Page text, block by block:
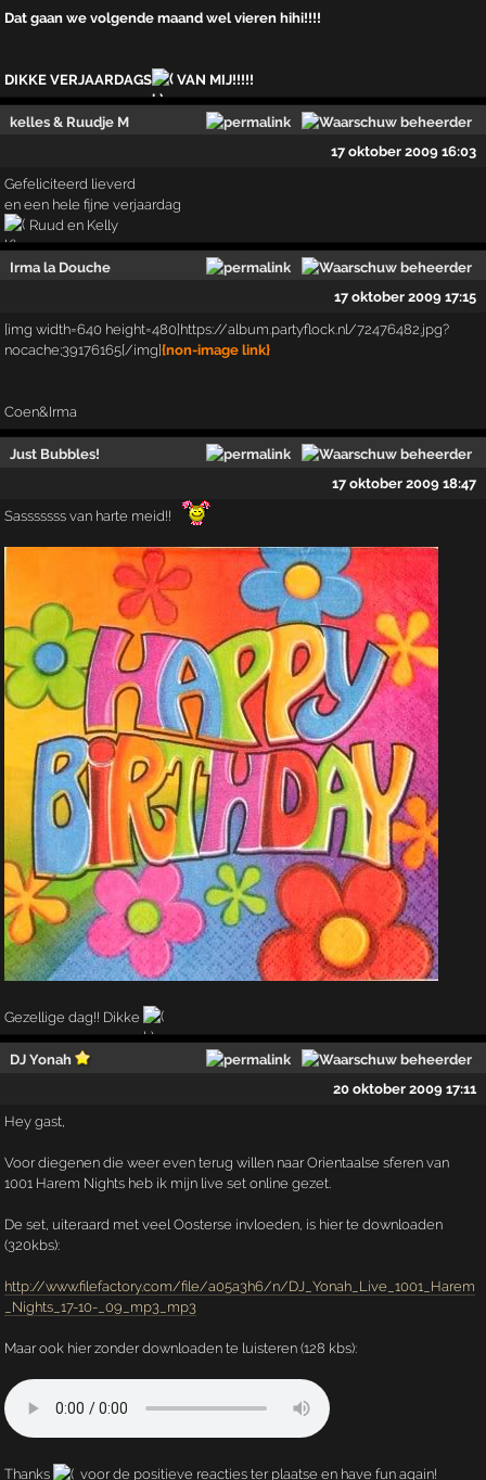
Dat gaan we volgende maand wel vieren hihi!!!!
DIKKE VERJAARDAGS VAN MIJ!!!!!
kelles & Ruudje M
17 oktober 2009 16:03
Gefeliciteerd lieverd
en een hele fijne verjaardag
Ruud en Kelly
Irma la Douche
17 oktober 2009 17:15
[img width=640 height=480]https://album.partyflock.nl/72476482.jpg?
nocache;39176165[/img]{non-image link}
Coen&Irma
Just Bubbles!
17 oktober 2009 18:47
Sasssssss van harte meid!!
Gezellige dag!! Dikke
DJ Yonah
20 oktober 2009 17:11
Hey gast,
Voor diegenen die weer even terug willen naar Orientaalse sferen van
1001 Harem Nights heb ik mijn live set online gezet.
De set, uiteraard met veel Oosterse invloeden, is hier te downloaden
(320kbs):
http://www.filefactory.com/file/a05a3h6/n/DJ_Yonah_Live_1001_Harem
_Nights_17-10-_09_mp3_mp3
Maar ook hier zonder downloaden te luisteren (128 kbs):
Thanks voor de positieve reacties ter plaatse en have fun again!